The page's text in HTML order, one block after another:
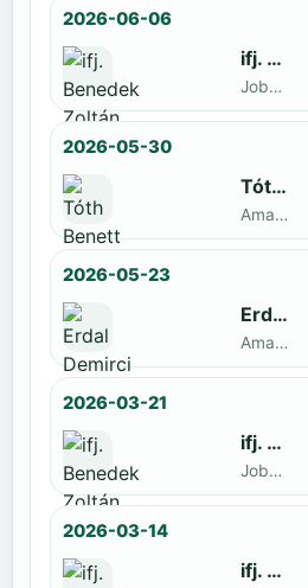
2026-06-06
ifj. Benedek Zoltán
Jobbak · döntős: Marko Novkov
2026-05-30
Tóth Benett
Amatőr · döntős: ifj. Benedek Zoltán
2026-05-23
Erdal Demirci
Amatőr · döntős: Enyedi Gergely
2026-03-21
ifj. Benedek Zoltán
Jobbak · döntős: Szatmári István
2026-03-14
ifj. Benedek Zoltán